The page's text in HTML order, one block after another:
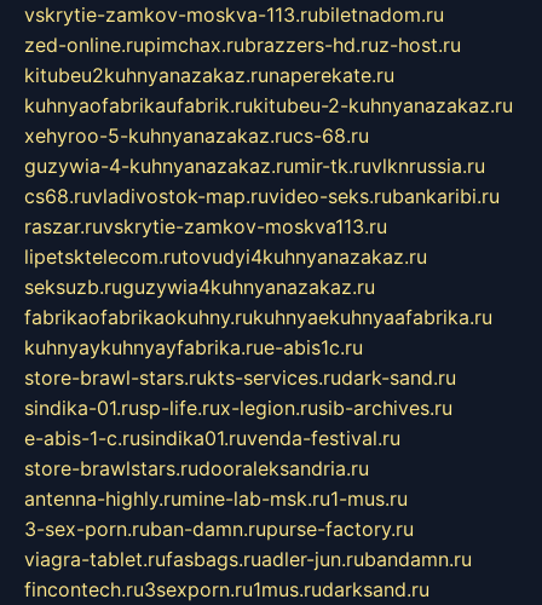
vskrytie-zamkov-moskva-113.rubiletnadom.ru
zed-online.rupimchax.rubrazzers-hd.ruz-host.ru
kitubeu2kuhnyanazakaz.runaperekate.ru
kuhnyaofabrikaufabrik.rukitubeu-2-kuhnyanazakaz.ru
xehyroo-5-kuhnyanazakaz.rucs-68.ru
guzywia-4-kuhnyanazakaz.rumir-tk.ruvlknrussia.ru
cs68.ruvladivostok-map.ruvideo-seks.rubankaribi.ru
raszar.ruvskrytie-zamkov-moskva113.ru
lipetsktelecom.rutovudyi4kuhnyanazakaz.ru
seksuzb.ruguzywia4kuhnyanazakaz.ru
fabrikaofabrikaokuhny.rukuhnyaekuhnyaafabrika.ru
kuhnyaykuhnyayfabrika.rue-abis1c.ru
store-brawl-stars.rukts-services.rudark-sand.ru
sindika-01.rusp-life.rux-legion.rusib-archives.ru
e-abis-1-c.rusindika01.ruvenda-festival.ru
store-brawlstars.rudooraleksandria.ru
antenna-highly.rumine-lab-msk.ru1-mus.ru
3-sex-porn.ruban-damn.rupurse-factory.ru
viagra-tablet.rufasbags.ruadler-jun.rubandamn.ru
fincontech.ru3sexporn.ru1mus.rudarksand.ru